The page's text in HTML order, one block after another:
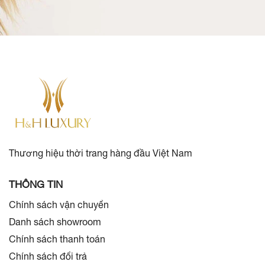
Thương hiệu thời trang hàng đầu Việt Nam
THÔNG TIN
Chính sách vận chuyển
Danh sách showroom
Chính sách thanh toán
Chính sách đổi trả